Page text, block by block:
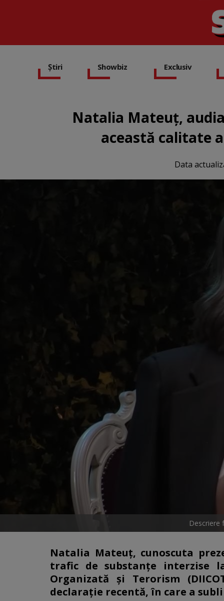
Știri Showbiz Exclusiv
Natalia Mateuț,
această calitate
Data
Descriere
Natalia Mateuț, cunoscuta
trafic de substanțe interzise
Organizată și Terorism
declarație recentă, în care a